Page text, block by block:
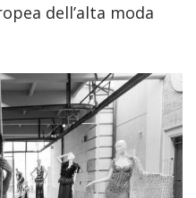
dell’alta moda